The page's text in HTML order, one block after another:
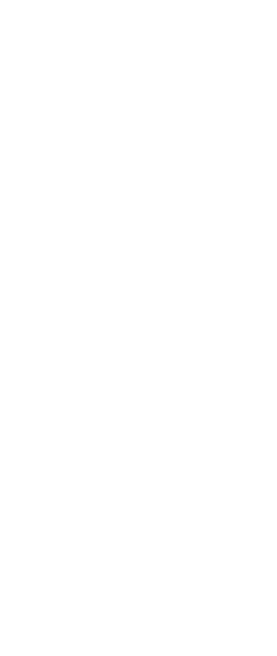
advertenties te personaliseren, om sociale mediafuncties te bieden
delen we met onze partners op het gebied van sociale media,
gegevens die u aan hen hebt verstrekt of die zij hebben